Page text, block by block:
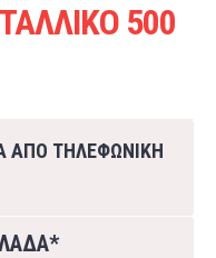
500
ΑΠΟ ΤΗΛΕΦΩΝΙΚΗ